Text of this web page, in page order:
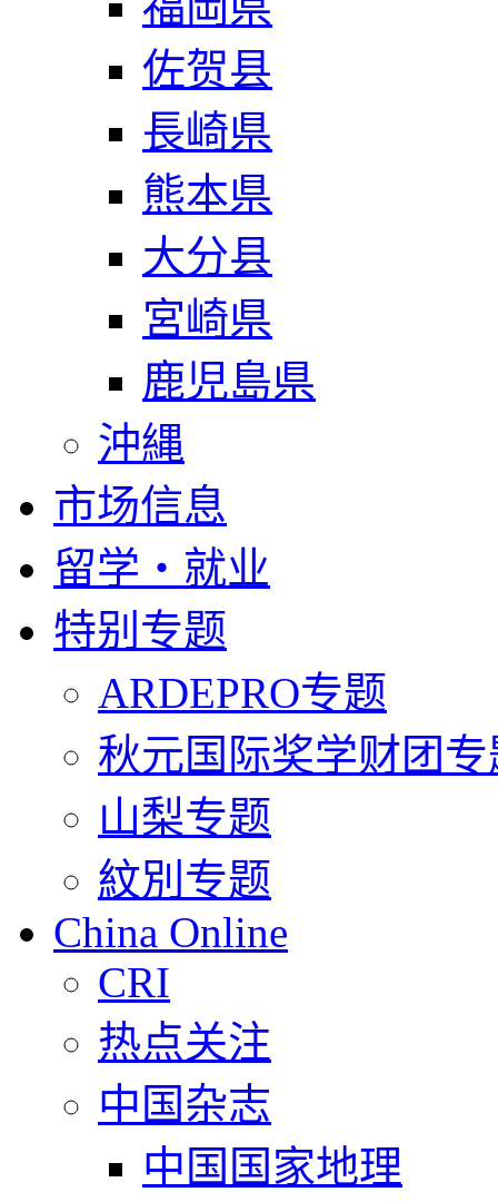
佐贺县
長崎県
熊本県
大分县
宮崎県
鹿児島県
沖縄
市场信息
留学・就业
特别专题
ARDEPRO专题
秋元国际奖学财团专
山梨专题
紋別专题
China Online
CRI
热点关注
中国杂志
中国国家地理